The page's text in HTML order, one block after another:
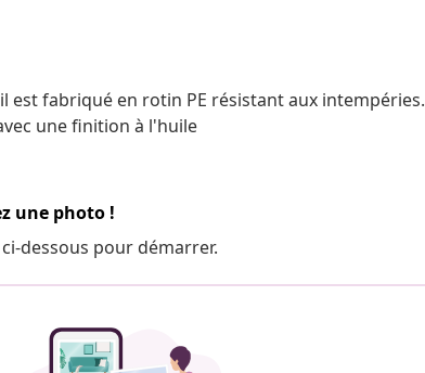
est fabriqué en rotin PE résistant aux intempéries.
une finition à l'huile
une photo !
dessous pour démarrer.